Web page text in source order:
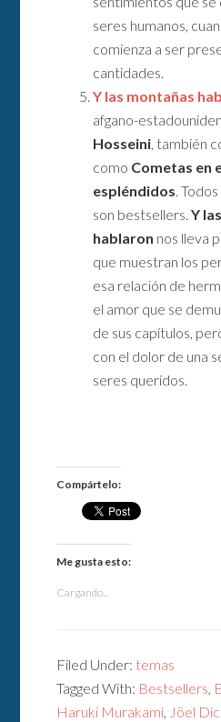
seres humanos,
comienza a ser
cantidades.
Y las montañas
afgano-
Hosseini, también
como Cometas en
espléndidos.
son bestsellers.Y
hablaron nos lleva
que muestran los
esa relación de
el amor que se
de sus capítulos,
con el dolor de una
seres queridos.
Compártelo:
Me gusta esto:
Cargando...
Filed Under: temas
Tagged With: Bestsellers,
Haruki Murakami, Jöel